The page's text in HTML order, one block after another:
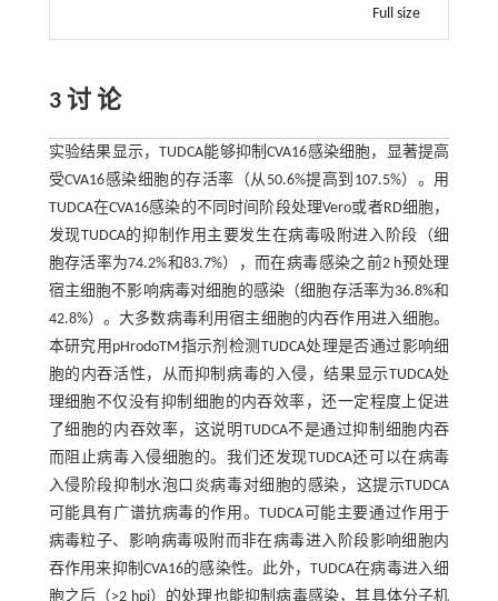
Full size
3 讨 论
实验结果显示，TUDCA能够抑制CVA16感染细胞，显著提高
受CVA16感染细胞的存活率（从50.6%提高到107.5%）。用
TUDCA在CVA16感染的不同时间阶段处理Vero或者RD细胞，
发现TUDCA的抑制作用主要发生在病毒吸附进入阶段（细
胞存活率为74.2%和83.7%），而在病毒感染之前2 h预处理
宿主细胞不影响病毒对细胞的感染（细胞存活率为36.8%和
42.8%）。大多数病毒利用宿主细胞的内吞作用进入细胞。
本研究用pHrodoTM指示剂检测TUDCA处理是否通过影响细
胞的内吞活性，从而抑制病毒的入侵，结果显示TUDCA处
理细胞不仅没有抑制细胞的内吞效率，还一定程度上促进
了细胞的内吞效率，这说明TUDCA不是通过抑制细胞内吞
而阻止病毒入侵细胞的。我们还发现TUDCA还可以在病毒
入侵阶段抑制水泡口炎病毒对细胞的感染，这提示TUDCA
可能具有广谱抗病毒的作用。TUDCA可能主要通过作用于
病毒粒子、影响病毒吸附而非在病毒进入阶段影响细胞内
吞作用来抑制CVA16的感染性。此外，TUDCA在病毒进入细
胞之后（>2 hpi）的处理也能抑制病毒感染，其具体分子机